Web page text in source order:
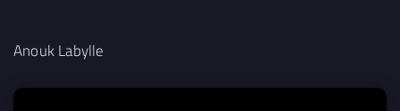
Anouk Labylle